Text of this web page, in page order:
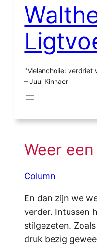
"Melancholie: verdriet
– Juul Kinnaer
Weer
Column
En dan zijn we
verder. Intussen
stilgezeten.
druk bezig